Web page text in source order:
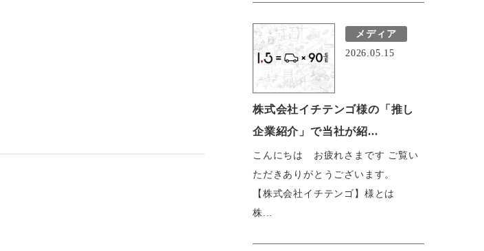
メディア
2026.05.15
株式会社イチテンゴ様の「推し
企業紹介」で当社が紹...
こんにちは お疲れさまです ご覧い
ただきありがとうございます。
【株式会社イチテンゴ】様とは
株...